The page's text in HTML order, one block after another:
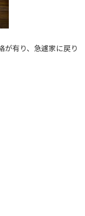
が有り、急遽家に戻り